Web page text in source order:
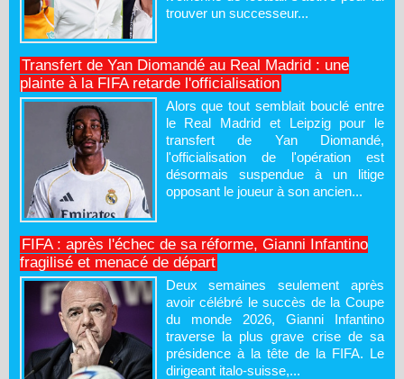
trouver un successeur...
Transfert de Yan Diomandé au Real Madrid : une
plainte à la FIFA retarde l'officialisation
Alors que tout semblait bouclé entre
le Real Madrid et Leipzig pour le
transfert de Yan Diomandé,
l'officialisation de l'opération est
désormais suspendue à un litige
opposant le joueur à son ancien...
FIFA : après l'échec de sa réforme, Gianni Infantino
fragilisé et menacé de départ
Deux semaines seulement après
avoir célébré le succès de la Coupe
du monde 2026, Gianni Infantino
traverse la plus grave crise de sa
présidence à la tête de la FIFA. Le
dirigeant italo-suisse,...